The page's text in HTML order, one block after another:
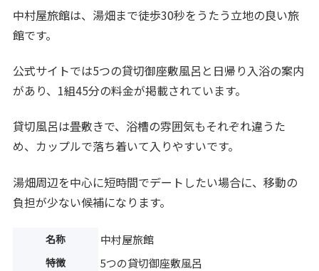
中村屋旅館は、湯畑まで徒歩30秒をうたう立地の良い旅
館です。
公式サイトでは5つの貸切御座敷風呂と日帰り入浴の案内
があり、1組45分の料金が掲載されています。
貸切風呂は畳敷きで、浴槽の雰囲気もそれぞれ違うた
め、カップルで落ち着いて入りやすいです。
湯畑周辺を中心に短時間でデートしたい場合に、移動の
負担が少ない候補になります。
名称 中村屋旅館
特徴 5つの貸切御座敷風呂